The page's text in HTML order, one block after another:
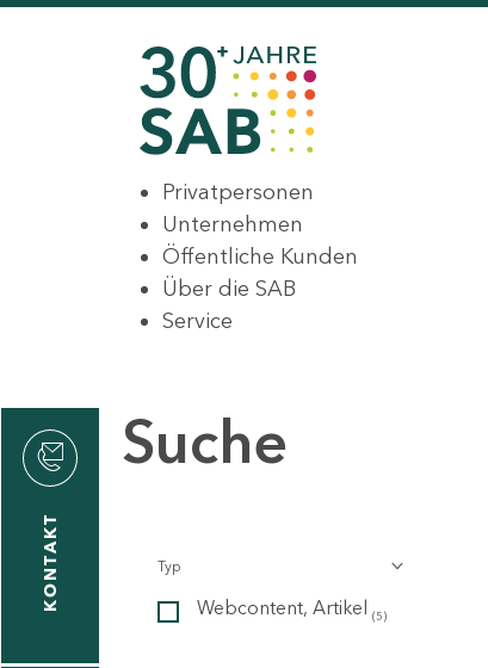
Privatpersonen
Unternehmen
Öffentliche Kunden
Über die SAB
Service
KONTAKT
Suche
Typ
Webcontent, Artikel (5)